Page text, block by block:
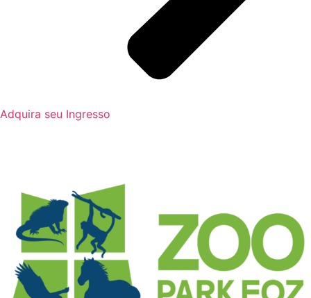
Adquira seu Ingresso